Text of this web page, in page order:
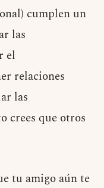
cumplen un
las
el
relaciones
las
crees que otros
tu amigo aún te